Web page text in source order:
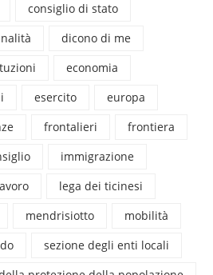
consiglio di stato
dicono di me
economia
esercito
europa
frontalieri
frontiera
immigrazione
lega dei ticinesi
mendrisiotto
mobilità
sezione degli enti locali